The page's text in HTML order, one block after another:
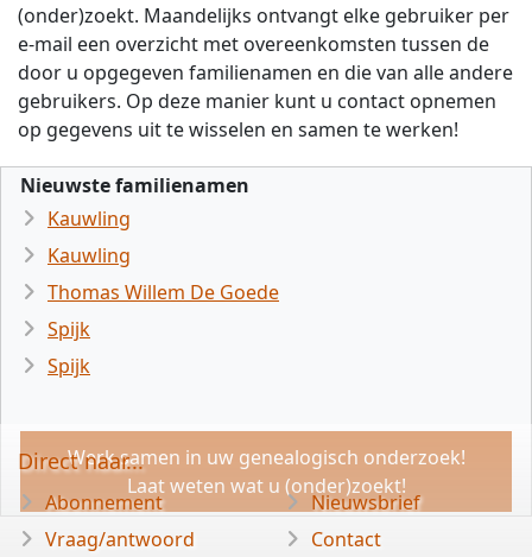
(onder)zoekt. Maandelijks ontvangt elke gebruiker per
e-mail een overzicht met overeenkomsten tussen de
door u opgegeven familienamen en die van alle andere
gebruikers. Op deze manier kunt u contact opnemen
op gegevens uit te wisselen en samen te werken!
Nieuwste familienamen
Kauwling
Kauwling
Thomas Willem De Goede
Spijk
Spijk
Werk samen in uw genealogisch onderzoek!
Laat weten wat u (onder)zoekt!
Direct naar...
Abonnement
Vraag/antwoord
Nieuwsbrief
Contact